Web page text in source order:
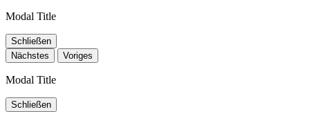
Modal Title
Schließen
Nächstes
Voriges
Modal Title
Schließen